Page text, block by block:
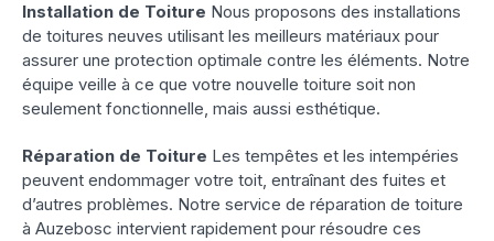
Installation de Toiture Nous proposons des installations
de toitures neuves utilisant les meilleurs matériaux pour
assurer une protection optimale contre les éléments. Notre
équipe veille à ce que votre nouvelle toiture soit non
seulement fonctionnelle, mais aussi esthétique.
Réparation de Toiture Les tempêtes et les intempéries
peuvent endommager votre toit, entraînant des fuites et
d’autres problèmes. Notre service de réparation de toiture
à Auzebosc intervient rapidement pour résoudre ces